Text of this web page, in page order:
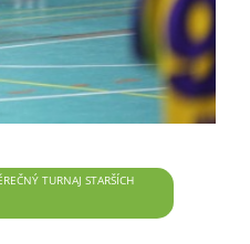
TURNAJ STARŠÍCH